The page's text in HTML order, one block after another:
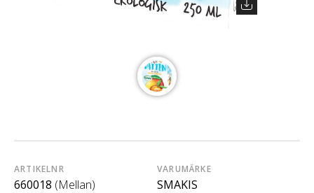
ARTIKELNR
660018 (Mellan)
VARUMÄRKE
SMAKIS